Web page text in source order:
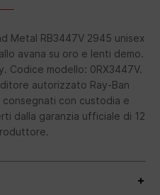
Metal RB3447V 2945 unisex
avana su oro e lenti demo.
Codice modello: 0RX3447V.
autorizzato Ray-Ban
con custodia e
dalla garanzia ufficiale di 12